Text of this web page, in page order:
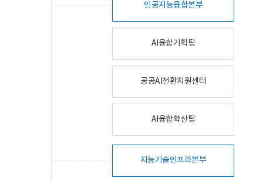
인공지능융합본부
AI융합기획팀
공공AI전환지원센터
AI융합확산팀
지능기술인프라본부